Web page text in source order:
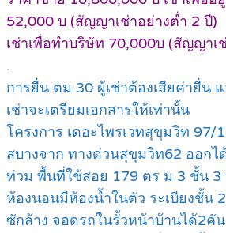
52,000 บ (สัญญาเช่าอย่างต่ำ 2 ปี)
เช่าเพื่อทำบริษัท 70,000บ (สัญญาเ
.
การยื่น ตม 30 ผู้เช่าต้องเสียค่ายื่น
เช่าจะเตรียมเอกสารให้เท่านั้น
โครงการ เดอะไพรเวทสุขุมวิท 97/
สบางจาก ทางด่วนสุขุมวิท62 ออกไ
ท่วม พื้นที่ใช้สอย 179 ตร ม 3 ชั้น 3
ห้องนอนมีห้องน้ำในตัว ระเบียงชั้น
ซักล้าง จอดรถในรั้วหน้าบ้านได้2คั